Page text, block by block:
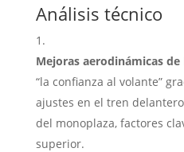
Análisis técnico
Mejoras aerodinámicas de
“la confianza al volante”
ajustes en el tren
del monoplaza, factores
superior.